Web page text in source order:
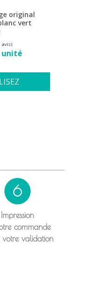
original
vert
unité
6
Impression
commande
votre validation